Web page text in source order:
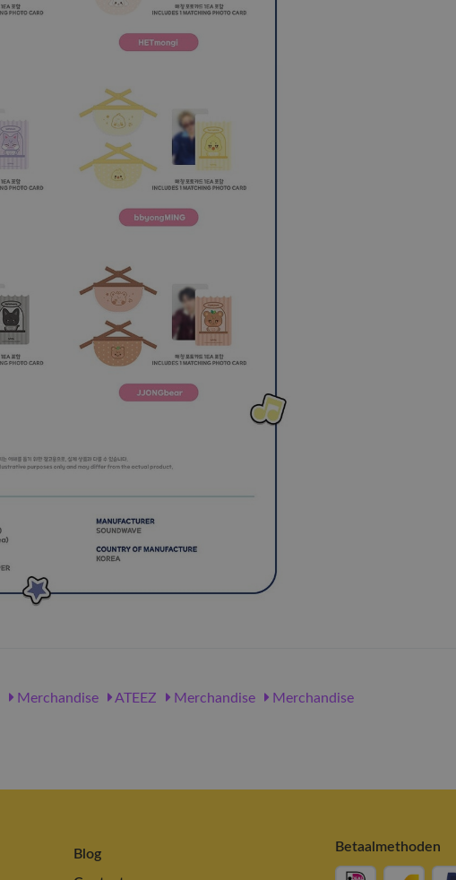
Merchandise ATEEZ Merchandise Merchandise
Blog
Betaalmethoden